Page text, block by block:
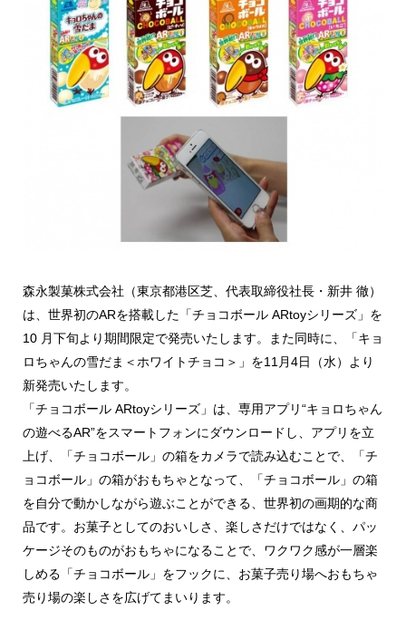
森永製菓株式会社（東京都港区芝、代表取締役社長・新井 徹）
は、世界初のARを搭載した「チョコボール ARtoyシリーズ」を
10 月下旬より期間限定で発売いたします。また同時に、「キョ
ロちゃんの雪だま＜ホワイトチョコ＞」を11月4日（水）より
新発売いたします。
「チョコボール ARtoyシリーズ」は、専用アプリ“キョロちゃん
の遊べるAR”をスマートフォンにダウンロードし、アプリを立
上げ、「チョコボール」の箱をカメラで読み込むことで、「チ
ョコボール」の箱がおもちゃとなって、「チョコボール」の箱
を自分で動かしながら遊ぶことができる、世界初の画期的な商
品です。お菓子としてのおいしさ、楽しさだけではなく、パッ
ケージそのものがおもちゃになることで、ワクワク感が一層楽
しめる「チョコボール」をフックに、お菓子売り場へおもちゃ
売り場の楽しさを広げてまいります。